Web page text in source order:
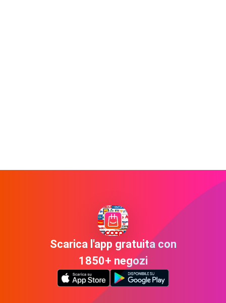
Scarica l'app gratuita con
1850+ negozi